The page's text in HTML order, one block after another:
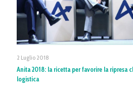
2 Luglio 2018
Anita 2018: la ricetta per favorire la ripresa
logistica